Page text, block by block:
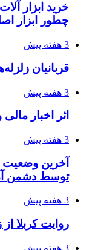
خرید ابزار
چطور ابزار
3 هفته پیش
قربانیان زلزله‌های
3 هفته پیش
اثر اخبار
3 هفته پیش
آخرین
توسط دشمن
3 هفته پیش
روایت کربلا
3 هفته پیش